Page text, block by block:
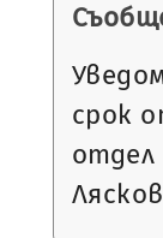
срок
отдел